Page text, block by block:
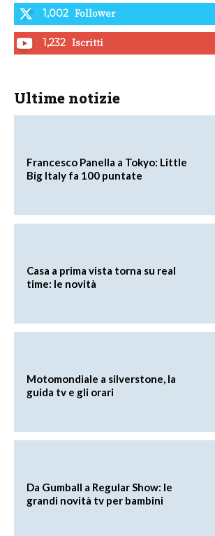
1,002 Follower
1,232 Iscritti
Ultime notizie
Francesco Panella a Tokyo: Little
Big Italy fa 100 puntate
Casa a prima vista torna su real
time: le novità
Motomondiale a silverstone, la
guida tv e gli orari
Da Gumball a Regular Show: le
grandi novità tv per bambini